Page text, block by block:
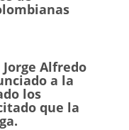
Alfredo
a la
los
que la